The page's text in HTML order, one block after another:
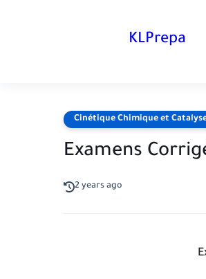
KLPrepa
Cinétique Chimique et
Examens
2 years ago